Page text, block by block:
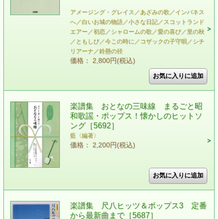
アメージング・グレイス／あざみの歌／インバネス
へ／白いお城の物語／小さな日記／スコットランド
エアー／初恋／シャロームの歌／愛の喜び／里の秋
／ともしび／今この時に／コザックの子守唄／シチ
リアーナ／鈴懸の径
価格： 2,800円(税込)
楽譜集 おとなの三味線 まるごと昭
和歌謡・ポップス！懐かしのヒットソ
ング［5692］
藍〈編著〉
価格： 2,200円(税込)
楽譜集 尺八ヒッツ＆ポップス3 定番
から最新曲まで［5687］